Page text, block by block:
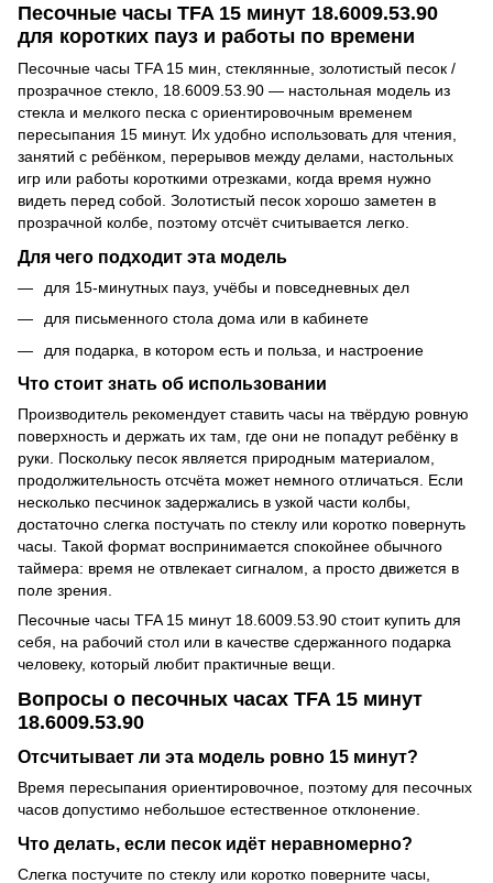
Песочные часы TFA 15 минут 18.6009.53.90
для коротких пауз и работы по времени
Песочные часы TFA 15 мин, стеклянные, золотистый песок /
прозрачное стекло, 18.6009.53.90 — настольная модель из
стекла и мелкого песка с ориентировочным временем
пересыпания 15 минут. Их удобно использовать для чтения,
занятий с ребёнком, перерывов между делами, настольных
игр или работы короткими отрезками, когда время нужно
видеть перед собой. Золотистый песок хорошо заметен в
прозрачной колбе, поэтому отсчёт считывается легко.
Для чего подходит эта модель
для 15-минутных пауз, учёбы и повседневных дел
для письменного стола дома или в кабинете
для подарка, в котором есть и польза, и настроение
Что стоит знать об использовании
Производитель рекомендует ставить часы на твёрдую ровную
поверхность и держать их там, где они не попадут ребёнку в
руки. Поскольку песок является природным материалом,
продолжительность отсчёта может немного отличаться. Если
несколько песчинок задержались в узкой части колбы,
достаточно слегка постучать по стеклу или коротко повернуть
часы. Такой формат воспринимается спокойнее обычного
таймера: время не отвлекает сигналом, а просто движется в
поле зрения.
Песочные часы TFA 15 минут 18.6009.53.90 стоит купить для
себя, на рабочий стол или в качестве сдержанного подарка
человеку, который любит практичные вещи.
Вопросы о песочных часах TFA 15 минут
18.6009.53.90
Отсчитывает ли эта модель ровно 15 минут?
Время пересыпания ориентировочное, поэтому для песочных
часов допустимо небольшое естественное отклонение.
Что делать, если песок идёт неравномерно?
Слегка постучите по стеклу или коротко поверните часы,